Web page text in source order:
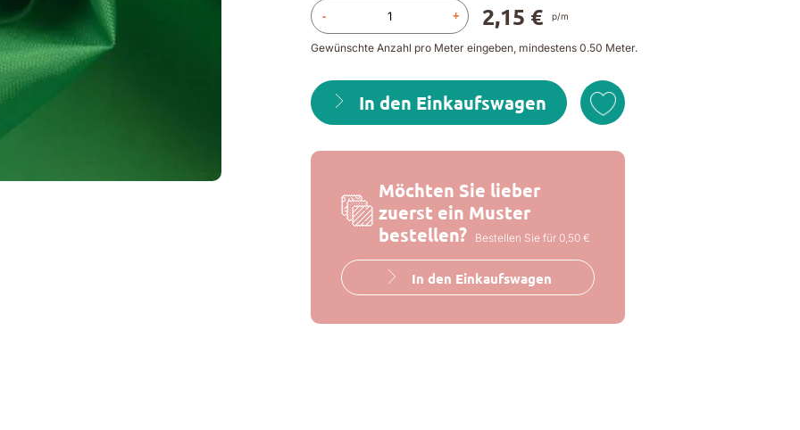
- +
Gewünschte Anzahl pro Meter eingeben, mindestens 0.50 Meter.
In den Einkaufswagen
Möchten Sie lieber
zuerst ein Muster
bestellen?
Bestellen Sie für 0,50 €
In den Einkaufswagen
2,15 € p/m